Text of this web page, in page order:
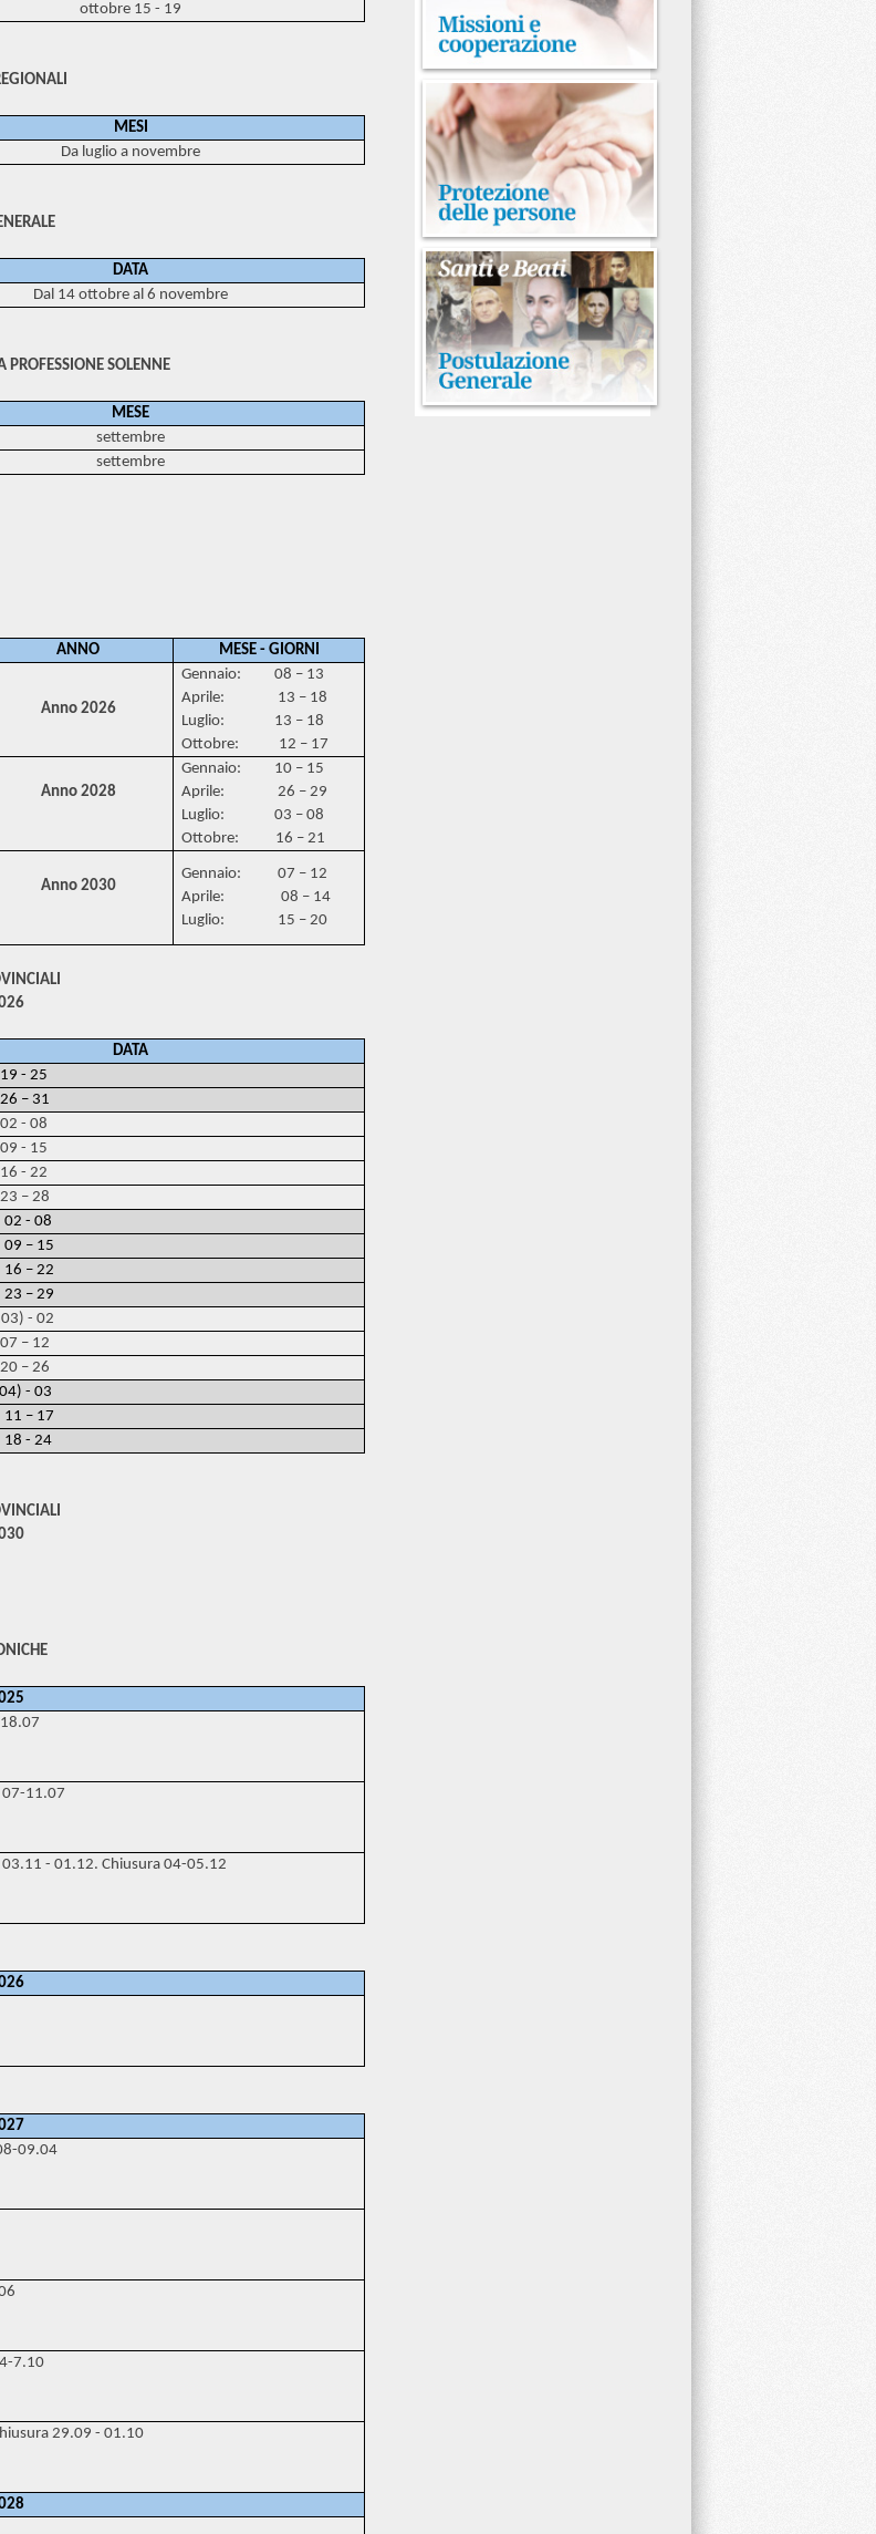
ottobre 15 - 19
MESI
Da luglio a novembre
DATA
Dal 14 ottobre al 6 novembre
PROFESSIONE SOLENNE
MESE
settembre
settembre
ANNO MESE - GIORNI
Anno 2026
Gennaio: 08 – 13
Aprile: 13 – 18
Luglio: 13 – 18
Ottobre: 12 – 17
Anno 2028
Gennaio: 10 – 15
Aprile: 26 – 29
Luglio: 03 – 08
Ottobre: 16 – 21
Anno 2030
Gennaio: 07 – 12
Aprile: 08 – 14
Luglio: 15 – 20
DATA
- 25
– 31
- 08
- 15
- 22
– 28
- 08
– 15
– 22
– 29
- 02
– 12
– 26
- 03
– 17
- 24
07-11.07
03.11 - 01.12. Chiusura 04-05.12
09.04
7.10
29.09 - 01.10